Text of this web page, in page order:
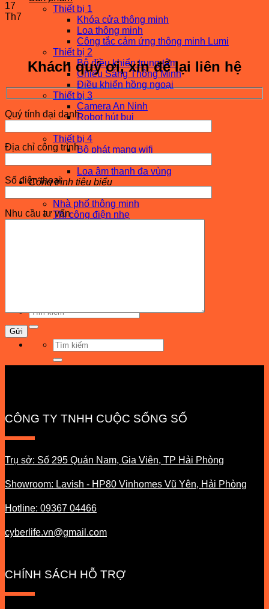
Thiết bị 1
Khóa cửa thông minh
Loa thông minh
Công tắc cảm ứng thông minh Lumi
Thiết bị 2
Bộ điều khiển trung tâm
Chiếu Sáng Thông Minh
Điều khiển hồng ngoại
Thiết bị 3
Camera An Ninh
Robot hút bụi
Thiết bị 4
Bộ phát mạng wifi
Loa âm thanh đa vùng
Công trình tiêu biểu
Nhà phố thông minh
Thi công điện nhẹ
Tìm
kiếm:
Tìm
kiếm:
17
Th7
Khách quý ơi, xin để lại liên hệ
Quý tính đại danh
Địa chỉ công trình
Số điện thoại
Nhu cầu tư vấn
CÔNG TY TNHH CUỘC SỐNG SỐ
Trụ sở: Số 295 Quán Nam, Gia Viên, TP Hải Phòng
Showroom: Lavish - HP80 Vinhomes Vũ Yên, Hải Phòng
Hotline: 09367 04466
cyberlife.vn@gmail.com
CHÍNH SÁCH HỖ TRỢ